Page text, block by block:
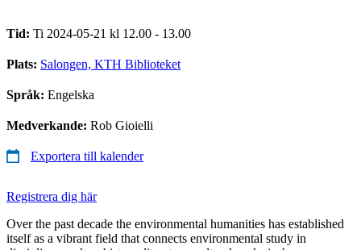
Tid: Ti 2024-05-21 kl 12.00 - 13.00
Plats: Salongen, KTH Biblioteket
Språk: Engelska
Medverkande: Rob Gioielli
Exportera till kalender
Registrera dig här
Over the past decade the environmental humanities has established
itself as a vibrant field that connects environmental study in